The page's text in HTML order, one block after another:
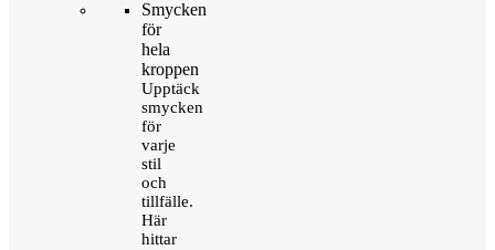
Smycken
för
hela
kroppen
Upptäck
smycken
för
varje
stil
och
tillfälle.
Här
hittar